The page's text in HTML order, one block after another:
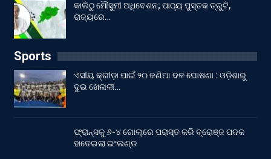
କାଲିଠୁ ମୌସୁମୀ ଅଧିବେଶନ; ପାଠ୍ୟ ପୁସ୍ତକ ତ୍ରୁଟି,
ରାଜ୍ୟରେ…
Sports
ଏସୀୟ କ୍ରୀଡ଼ା ପାଇଁ ୨୦ ଜଣିଆ ଦଳ ଘୋଷଣା : ଓଡ଼ିଶାରୁ
ଦୁଇ ଖେଳାଳୀ…
ଫ୍ରାନ୍ସକୁ ୬-୪ ଗୋଲ୍‌ରେ ପରାସ୍ତ କରି ବ୍ରୋଞ୍ଜ ପଦକ
ହାତେଇଲା ଇଂଲଣ୍ଡ